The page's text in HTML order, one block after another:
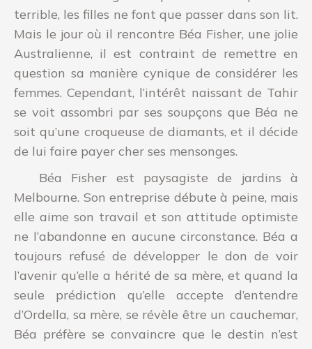
terrible, les filles ne font que passer dans son lit.
Mais le jour où il rencontre Béa Fisher, une jolie
Australienne, il est contraint de remettre en
question sa manière cynique de considérer les
femmes. Cependant, l’intérêt naissant de Tahir
se voit assombri par ses soupçons que Béa ne
soit qu’une croqueuse de diamants, et il décide
de lui faire payer cher ses mensonges.
Béa Fisher est paysagiste de jardins à
Melbourne. Son entreprise débute à peine, mais
elle aime son travail et son attitude optimiste
ne l’abandonne en aucune circonstance. Béa a
toujours refusé de développer le don de voir
l’avenir qu’elle a hérité de sa mère, et quand la
seule prédiction qu’elle accepte d’entendre
d’Ordella, sa mère, se révèle être un cauchemar,
Béa préfère se convaincre que le destin n’est